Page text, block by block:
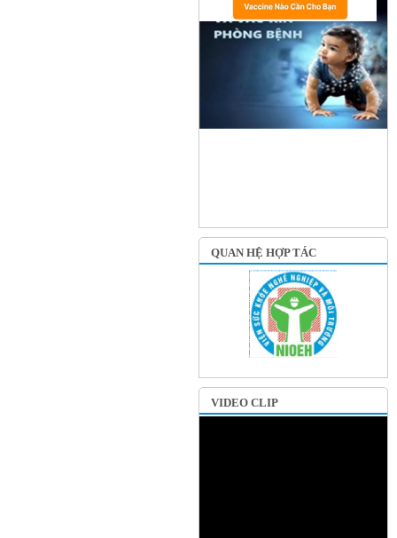
QUAN HỆ HỢP TÁC
VIDEO CLIP